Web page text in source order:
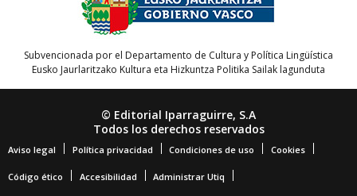
Subvencionada por el Departamento de Cultura y Política Lingüística
Eusko Jaurlaritzako Kultura eta Hizkuntza Politika Sailak lagunduta
© Editorial Iparraguirre, S.A
Todos los derechos reservados
Aviso legal Política privacidad Condiciones de uso Cookies
Código ético Accesibilidad Administrar Utiq